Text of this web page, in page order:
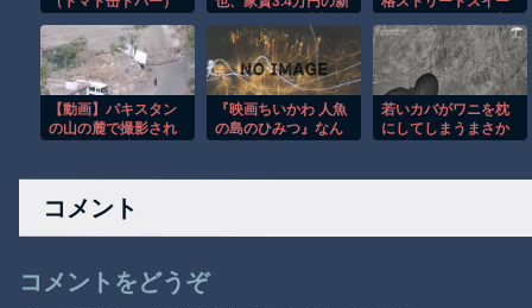
ｗｗｗｗ のCMギャラ、流出
ｗ』ほか 8/4 ネタ
味そうな雰囲気
【動画】パキスタン
の山の麓で撮影され
『映画ちいかわ 人魚
の島のひみつ』なん
若いカバがワニを枕
にしてしまうまさか
コメント
コメントをどうぞ